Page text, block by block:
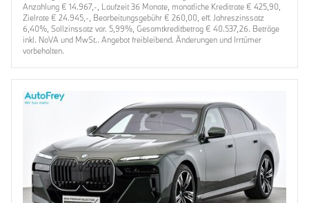
Anzahlung € 14.967,-, Laufzeit 36 Monate, monatliche Kreditrate € 425,90,
Zielrate € 24.945,-, Bearbeitungsgebühr € 260,00, eff. Jahreszinssatz
6,40%, Sollzinssatz var. 5,99%, Gesamtkreditbetrag € 40.537,26. Beträge
inkl. NoVA und MwSt.. Angebot freibleibend. Änderungen und Irrtümer
vorbehalten.